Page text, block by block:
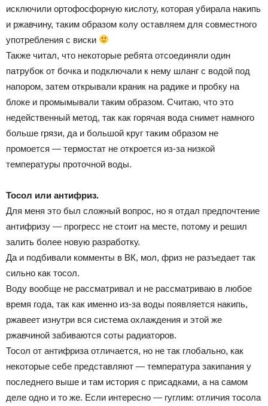
исключили ортофосфорную кислоту, которая убирала накипь
и ржавчину, таким образом колу оставляем для совместного
употребления с виски
Также читал, что некоторые ребята отсоединяли один
патрубок от бочка и подключали к нему шланг с водой под
напором, затем открывали краник на радике и пробку на
блоке и промымывали таким образом. Считаю, что это
недейственный метод, так как горячая вода снимет намного
больше грязи, да и большой круг таким образом не
промоется — термостат не откроется из-за низкой
температуры проточной воды.
Тосол или антифриз.
Для меня это был сложный вопрос, но я отдал предпочтение
антифризу — прогресс не стоит на месте, потому и решил
залить более новую разработку.
Да и подбивали комменты в ВК, мол, фриз не разъедает так
сильно как тосол.
Воду вообще не рассматривал и не рассматриваю в любое
время года, так как именно из-за воды появляется накипь,
ржавеет изнутри вся система охлаждения и этой же
ржавчиной забиваются соты радиаторов.
Тосол от антифриза отличается, но не так глобально, как
некоторые себе представляют — температура закипания у
последнего выше и там история с присадками, а на самом
деле одно и то же. Если интересно — гуглим: отличия тосола